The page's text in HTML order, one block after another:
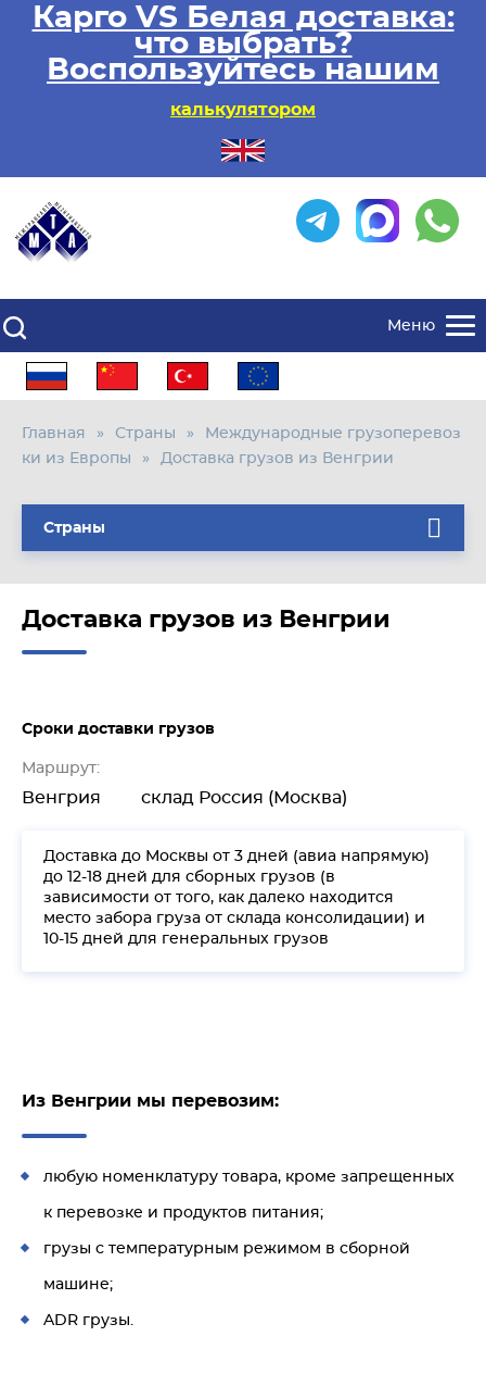
Карго VS Белая доставка:
что выбрать?
Воспользуйтесь нашим
калькулятором
Меню
Главная Страны
Международные грузоперевоз
ки из Европы
Доставка грузов из Венгрии
Страны
Доставка грузов из Венгрии
Сроки доставки грузов
Маршрут:
Венгрия склад Россия (Москва)
Доставка до Москвы от 3 дней (авиа напрямую)
до 12-18 дней для сборных грузов (в
зависимости от того, как далеко находится
место забора груза от склада консолидации) и
10-15 дней для генеральных грузов
Из Венгрии мы перевозим:
любую номенклатуру товара, кроме запрещенных
к перевозке и продуктов питания;
грузы с температурным режимом в сборной
машине;
ADR грузы.